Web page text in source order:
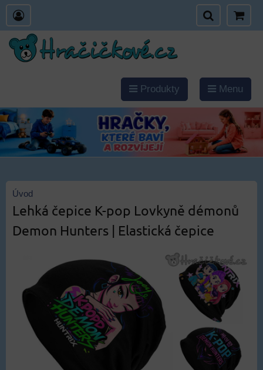
Produkty Menu
Úvod
Lehká čepice K-pop Lovkyně démonů
Demon Hunters | Elastická čepice